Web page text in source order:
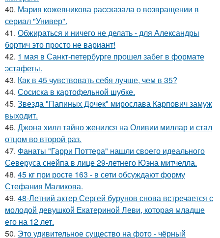
40. Мария кожевникова рассказала о возвращении в
сериал "Универ".
41. Обжираться и ничего не делать - для Александры
бортич это просто не вариант!
42. 1 мая в Санкт-петербурге прошел забег в формате
эстафеты.
43. Как в 45 чувствовать себя лучше, чем в 35?
44. Сосиска в картофельной шубке.
45. Звезда "Папиных Дочек" мирослава Карпович замуж
выходит.
46. Джона хилл тайно женился на Оливии миллар и стал
отцом во второй раз.
47. Фанаты "Гарри Поттера" нашли своего идеального
Северуса снейпа в лице 29-летнего Юэна митчелла.
48. 45 кг при росте 163 - в сети обсуждают форму
Стефания Маликова.
49. 48-Летний актер Сергей бурунов снова встречается с
молодой девушкой Екатериной Леви, которая младше
его на 12 лет.
50. Это удивительное существо на фото - чёрный